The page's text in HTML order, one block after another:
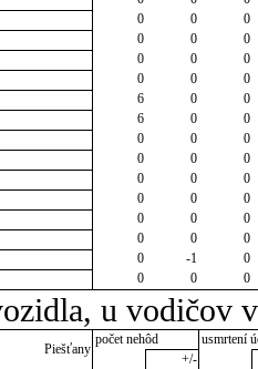
0 0
0
0 0
0
0 0
0
0 0
0
6 0
0
6 0
0
0 0
0
0 0
0
0 0
0
0 0
0
0 0
0
0 0
0
0 -1
0
0 0 0
u vodičov
Piešťany
počet nehôd
usmrtení
+/-